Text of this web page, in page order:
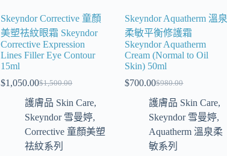
Skeyndor Corrective 童顏
美塑祛紋眼霜 Skeyndor
Corrective Expression
Lines Filler Eye Contour
15ml
$1,500.00
$1,050.00
護膚品 Skin Care,
Skeyndor 雪曼婷,
Corrective 童顏美塑
祛紋系列
Skeyndor Aquatherm 溫泉
柔敏平衡修護霜
Skeyndor Aquatherm
Cream (Normal to Oil
Skin) 50ml
$980.00
$700.00
護膚品 Skin Care,
Skeyndor 雪曼婷,
Aquatherm 溫泉柔
敏系列